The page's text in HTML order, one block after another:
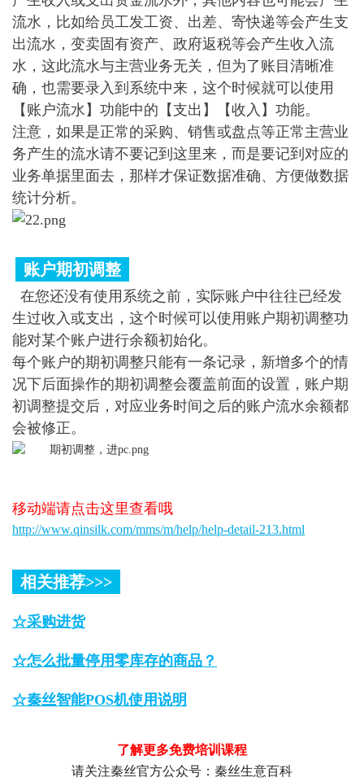
流水，比如给员工发工资、出差、寄快递等会产生支
出流水，变卖固有资产、政府返税等会产生收入流
水，这此流水与主营业务无关，但为了账目清晰准
确，也需要录入到系统中来，这个时候就可以使用
【账户流水】功能中的【支出】【收入】功能。
注意，如果是正常的采购、销售或盘点等正常主营业
务产生的流水请不要记到这里来，而是要记到对应的
业务单据里面去，那样才保证数据准确、方便做数据
统计分析。
账户期初调整
在您还没有使用系统之前，实际账户中往往已经发
生过收入或支出，这个时候可以使用账户期初调整功
能对某个账户进行余额初始化。
每个账户的期初调整只能有一条记录，新增多个的情
况下后面操作的期初调整会覆盖前面的设置，账户期
初调整提交后，对应业务时间之后的账户流水余额都
会被修正。
移动端请点击这里查看哦
http://www.qinsilk.com/mms/m/help/help-detail-213.html
相关推荐>>>
☆采购进货
☆怎么批量停用零库存的商品？
☆秦丝智能POS机使用说明
了解更多免费培训课程
请关注秦丝官方公众号：秦丝生意百科